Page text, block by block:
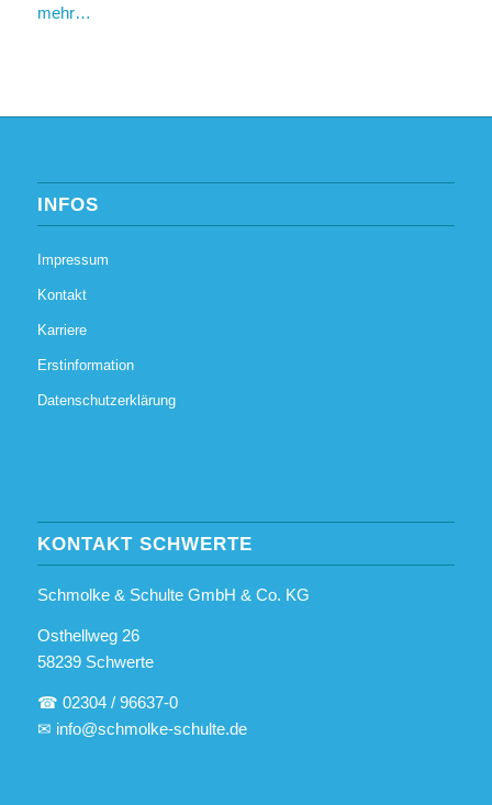
mehr…
INFOS
Impressum
Kontakt
Karriere
Erstinformation
Datenschutzerklärung
KONTAKT SCHWERTE
Schmolke & Schulte GmbH & Co. KG
Osthellweg 26
58239 Schwerte
☎ 02304 / 96637-0
✉ info@schmolke-schulte.de